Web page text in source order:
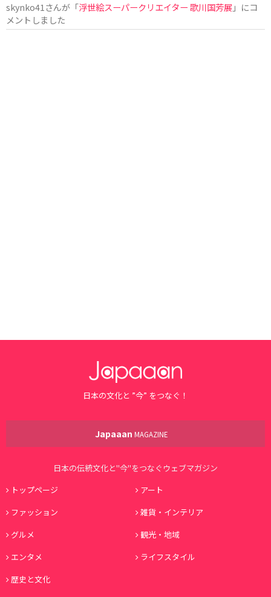
skynko41さんが「浮世絵スーパークリエイター 歌川国芳展 」にコ
メントしました
日本の文化と ”今” をつなぐ！
Japaaan MAGAZINE
日本の伝統文化と"今"をつなぐウェブマガジン
トップページ
アート
ファッション
雑貨・インテリア
グルメ
観光・地域
エンタメ
ライフスタイル
歴史と文化